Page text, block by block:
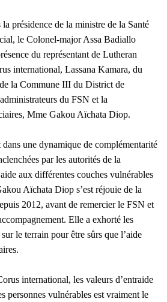
la présidence de la ministre de la Santé
le Colonel-major Assa Badiallo
du représentant de Lutheran
international, Lassana Kamara, du
la Commune III du District de
du FSN et la
Mme Gakou Aïchata Diop.
dans une dynamique de complémentarité
par les autorités de la
aux différentes couches vulnérables
Aïchata Diop s’est réjouie de la
2012, avant de remercier le FSN et
Elle a exhorté les
le terrain pour être sûrs que l’aide
international, les valeurs d’entraide
personnes vulnérables est vraiment le